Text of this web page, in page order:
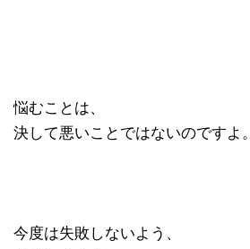
悩むことは、
決して悪いことではないのですよ。
今度は失敗しないよう、